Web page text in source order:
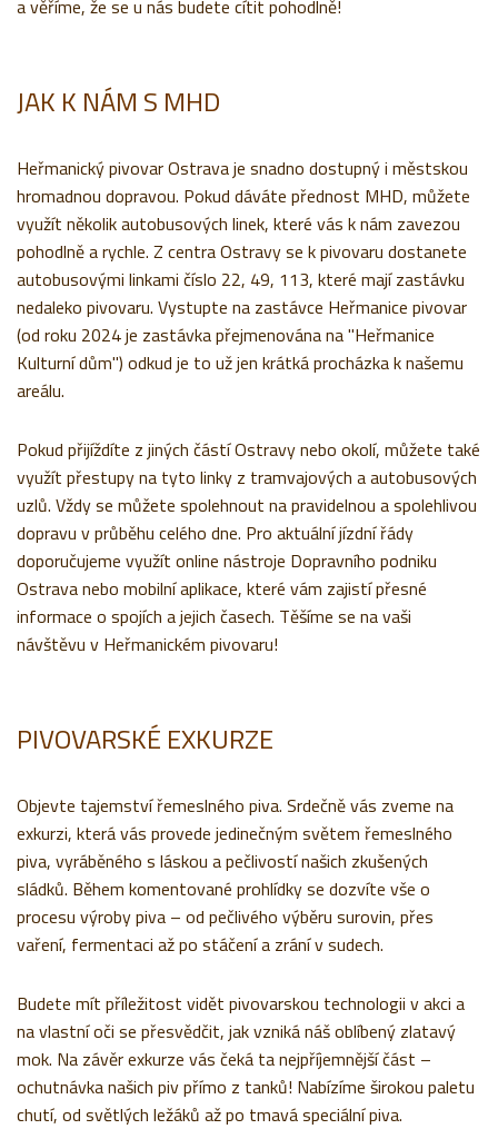
a věříme, že se u nás budete cítit pohodlně!
JAK K NÁM S MHD
Heřmanický pivovar Ostrava je snadno dostupný i městskou
hromadnou dopravou. Pokud dáváte přednost MHD, můžete
využít několik autobusových linek, které vás k nám zavezou
pohodlně a rychle. Z centra Ostravy se k pivovaru dostanete
autobusovými linkami číslo 22, 49, 113, které mají zastávku
nedaleko pivovaru. Vystupte na zastávce Heřmanice pivovar
(od roku 2024 je zastávka přejmenována na "Heřmanice
Kulturní dům") odkud je to už jen krátká procházka k našemu
areálu.
Pokud přijíždíte z jiných částí Ostravy nebo okolí, můžete také
využít přestupy na tyto linky z tramvajových a autobusových
uzlů. Vždy se můžete spolehnout na pravidelnou a spolehlivou
dopravu v průběhu celého dne. Pro aktuální jízdní řády
doporučujeme využít online nástroje Dopravního podniku
Ostrava nebo mobilní aplikace, které vám zajistí přesné
informace o spojích a jejich časech. Těšíme se na vaši
návštěvu v Heřmanickém pivovaru!
PIVOVARSKÉ EXKURZE
Objevte tajemství řemeslného piva. Srdečně vás zveme na
exkurzi, která vás provede jedinečným světem řemeslného
piva, vyráběného s láskou a pečlivostí našich zkušených
sládků. Během komentované prohlídky se dozvíte vše o
procesu výroby piva – od pečlivého výběru surovin, přes
vaření, fermentaci až po stáčení a zrání v sudech.
Budete mít příležitost vidět pivovarskou technologii v akci a
na vlastní oči se přesvědčit, jak vzniká náš oblíbený zlatavý
mok. Na závěr exkurze vás čeká ta nejpříjemnější část –
ochutnávka našich piv přímo z tanků! Nabízíme širokou paletu
chutí, od světlých ležáků až po tmavá speciální piva.